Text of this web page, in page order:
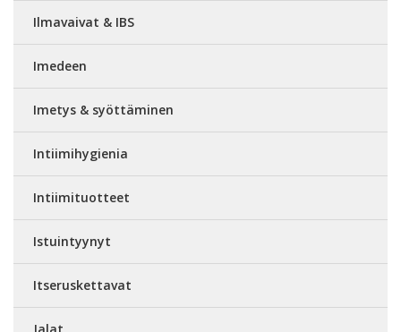
Ilmavaivat & IBS
Imedeen
Imetys & syöttäminen
Intiimihygienia
Intiimituotteet
Istuintyynyt
Itseruskettavat